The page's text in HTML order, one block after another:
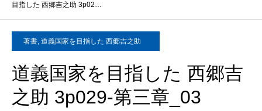
目指した 西郷吉之助 3p02…
著書, 道義国家を目指した 西郷吉之助
道義国家を目指した 西郷吉
之助 3p029-第三章_03